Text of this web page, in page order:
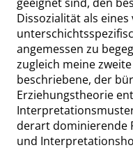
Dissozialität als
angemessen zu
zugleich meine
beschriebene, der
Erziehungstheorie
derart dominierende
und